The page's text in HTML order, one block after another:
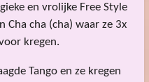
en vrolijke Free Style
Cha cha (cha) waar ze 3x
kregen.
Tango en ze kregen